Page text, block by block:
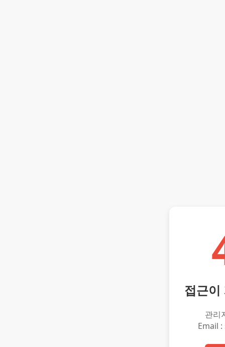
접근이
관리
Email